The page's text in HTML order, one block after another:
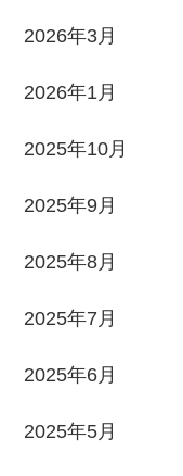
2026年3月
2026年1月
2025年10月
2025年9月
2025年8月
2025年7月
2025年6月
2025年5月